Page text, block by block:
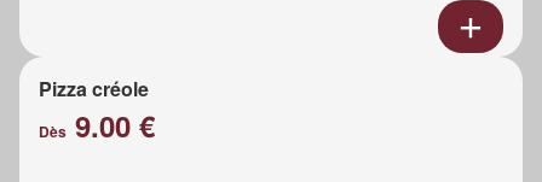
Pizza créole
Dès 9.00 €